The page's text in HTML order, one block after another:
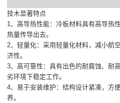
技木显著特点
1、高导热性能：冷板材料具有高导热
热量传导出去。
2、轻量化：采用轻量化材料，减小航
济性。
3、高可靠性：具有出色的耐腐蚀、耐
劣环境下稳定工作。
4、易于安装维护：结构设计紧凑，方
养。